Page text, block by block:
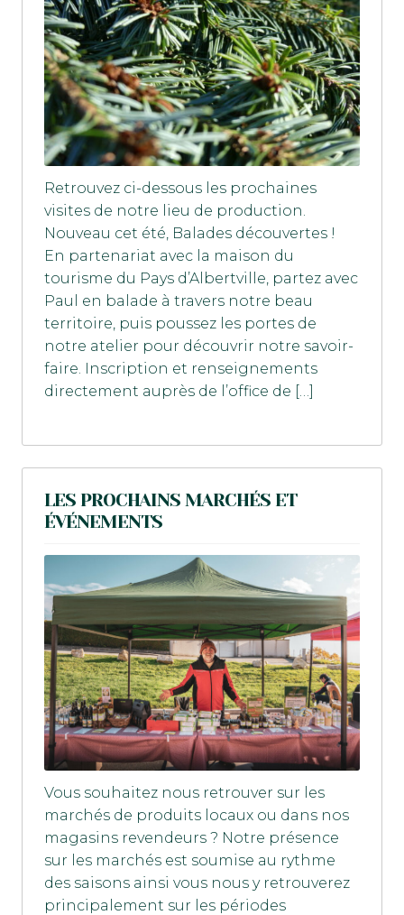
Retrouvez ci-dessous les prochaines
visites de notre lieu de production.
Nouveau cet été, Balades découvertes !
En partenariat avec la maison du
tourisme du Pays d’Albertville, partez avec
Paul en balade à travers notre beau
territoire, puis poussez les portes de
notre atelier pour découvrir notre savoir-
faire. Inscription et renseignements
directement auprès de l’office de […]
LES PROCHAINS MARCHÉS ET
ÉVÉNEMENTS
Vous souhaitez nous retrouver sur les
marchés de produits locaux ou dans nos
magasins revendeurs ? Notre présence
sur les marchés est soumise au rythme
des saisons ainsi vous nous y retrouverez
principalement sur les périodes